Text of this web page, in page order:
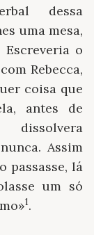
dessa
uma mesa,
o
Rebecca,
coisa que
antes de
Assim
passasse, lá
um só
1.